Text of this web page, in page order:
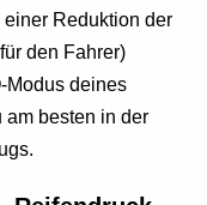
Reduktion der
den Fahrer)
Modus deines
am besten in der